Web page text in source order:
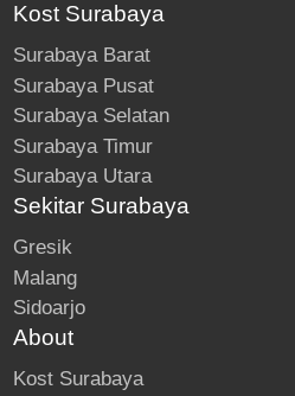
Kost Surabaya
Surabaya Barat
Surabaya Pusat
Surabaya Selatan
Surabaya Timur
Surabaya Utara
Sekitar Surabaya
Gresik
Malang
Sidoarjo
About
Kost Surabaya